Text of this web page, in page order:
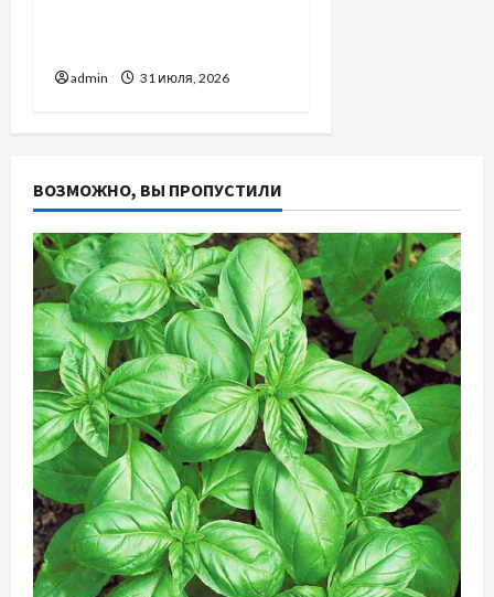
admin 31 июля, 2026
ВОЗМОЖНО, ВЫ ПРОПУСТИЛИ